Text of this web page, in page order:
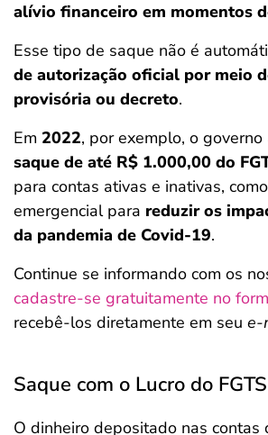
alívio financeiro em momentos
Esse tipo de saque não é
de autorização oficial por meio
provisória ou decreto.
Em 2022, por exemplo, o governo
saque de até R$ 1.000,00 do
para contas ativas e inativas,
emergencial para reduzir os
da pandemia de Covid-19.
Continue se informando com os
cadastre-se gratuitamente no
recebê-los diretamente em seu e-
Saque com o Lucro do FGTS
O dinheiro depositado nas contas